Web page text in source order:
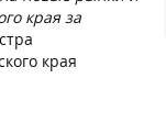
края за
края